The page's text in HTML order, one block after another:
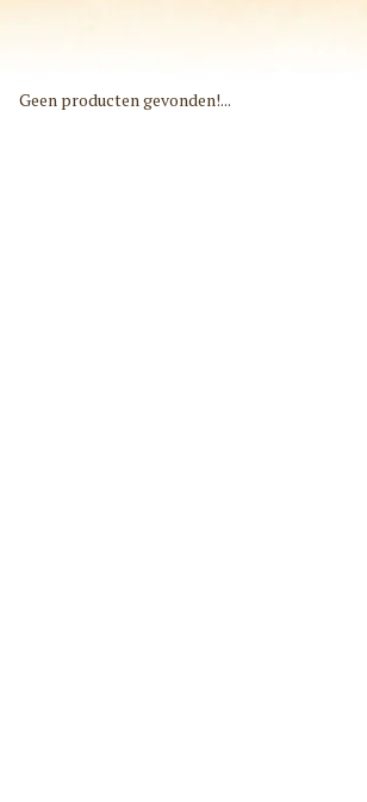
Geen producten gevonden!...